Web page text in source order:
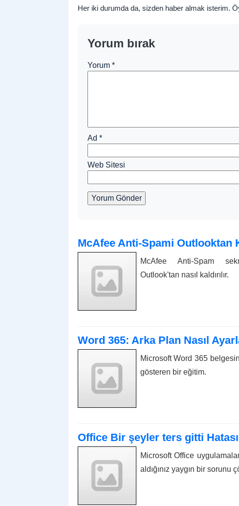
Her iki durumda da, sizden haber almak isterim.
Yorum bırak
Yorum *
Ad *
Web Sitesi
Yorum Gönder
McAfee Anti-Spami Outlooktan
McAfee Anti-Spam
Outlook'tan nasıl kaldırılır.
Word 365: Arka Plan Nasıl
Microsoft Word 365
gösteren bir eğitim.
Office Bir şeyler ters gitti
Microsoft Office
aldığınız yaygın bir sorunu